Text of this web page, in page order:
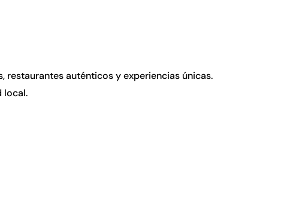
restaurantes auténticos y experiencias únicas.
local.